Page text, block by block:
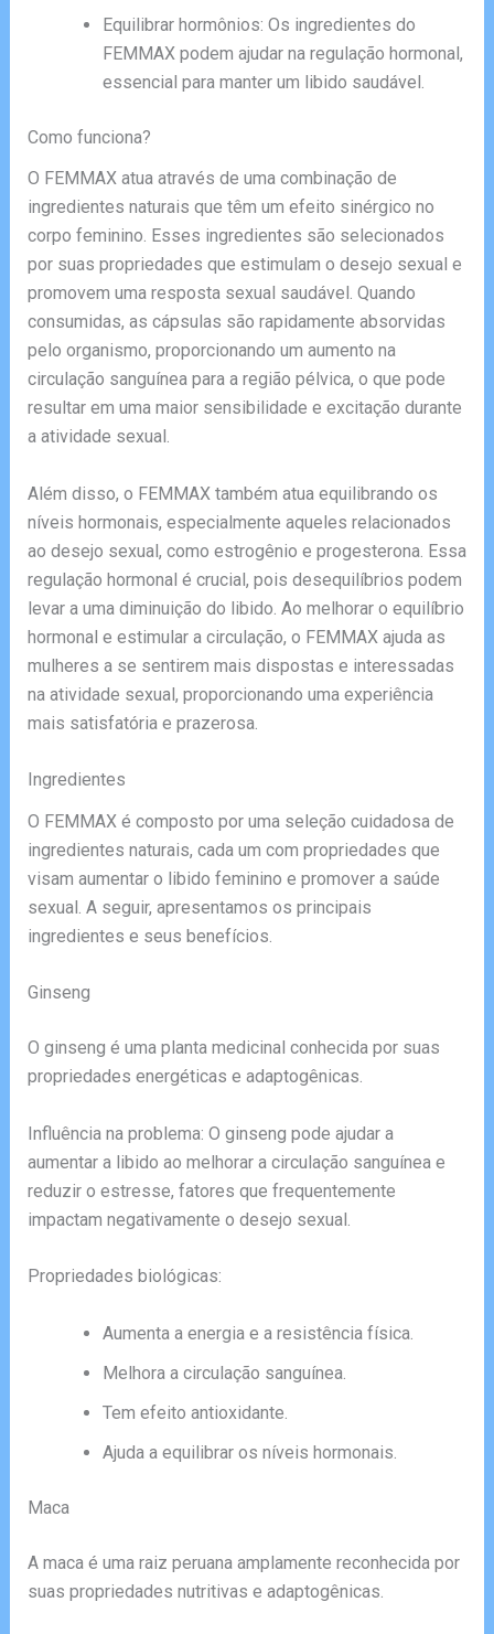
Equilibrar hormônios: Os ingredientes do
FEMMAX podem ajudar na regulação hormonal,
essencial para manter um libido saudável.
Como funciona?
O FEMMAX atua através de uma combinação de
ingredientes naturais que têm um efeito sinérgico no
corpo feminino. Esses ingredientes são selecionados
por suas propriedades que estimulam o desejo sexual e
promovem uma resposta sexual saudável. Quando
consumidas, as cápsulas são rapidamente absorvidas
pelo organismo, proporcionando um aumento na
circulação sanguínea para a região pélvica, o que pode
resultar em uma maior sensibilidade e excitação durante
a atividade sexual.
Além disso, o FEMMAX também atua equilibrando os
níveis hormonais, especialmente aqueles relacionados
ao desejo sexual, como estrogênio e progesterona. Essa
regulação hormonal é crucial, pois desequilíbrios podem
levar a uma diminuição do libido. Ao melhorar o equilíbrio
hormonal e estimular a circulação, o FEMMAX ajuda as
mulheres a se sentirem mais dispostas e interessadas
na atividade sexual, proporcionando uma experiência
mais satisfatória e prazerosa.
Ingredientes
O FEMMAX é composto por uma seleção cuidadosa de
ingredientes naturais, cada um com propriedades que
visam aumentar o libido feminino e promover a saúde
sexual. A seguir, apresentamos os principais
ingredientes e seus benefícios.
Ginseng
O ginseng é uma planta medicinal conhecida por suas
propriedades energéticas e adaptogênicas.
Influência na problema: O ginseng pode ajudar a
aumentar a libido ao melhorar a circulação sanguínea e
reduzir o estresse, fatores que frequentemente
impactam negativamente o desejo sexual.
Propriedades biológicas:
Aumenta a energia e a resistência física.
Melhora a circulação sanguínea.
Tem efeito antioxidante.
Ajuda a equilibrar os níveis hormonais.
Maca
A maca é uma raiz peruana amplamente reconhecida por
suas propriedades nutritivas e adaptogênicas.